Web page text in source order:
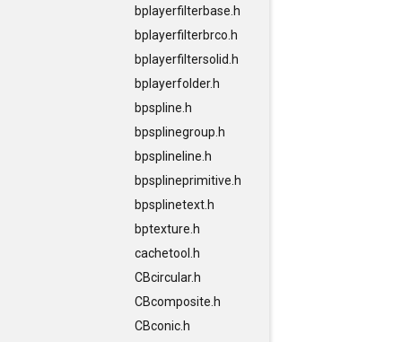
bplayerfilterbase.h
bplayerfilterbrco.h
bplayerfiltersolid.h
bplayerfolder.h
bpspline.h
bpsplinegroup.h
bpsplineline.h
bpsplineprimitive.h
bpsplinetext.h
bptexture.h
cachetool.h
CBcircular.h
CBcomposite.h
CBconic.h